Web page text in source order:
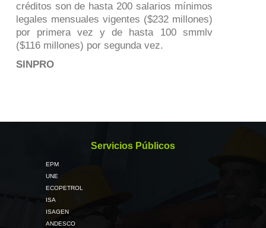
créditos son de hasta 200 salarios mínimos
legales mensuales vigentes ($232 millones)
por primera vez y de hasta 100 smmlv
($116 millones) por segunda vez.
SINPRO
Servicios Públicos
EPM
UNE
ECOPETROL
ISA
ISAGEN
ANDESCO